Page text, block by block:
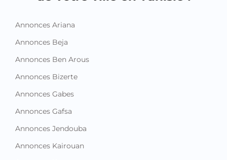
Annonces Ariana
Annonces Beja
Annonces Ben Arous
Annonces Bizerte
Annonces Gabes
Annonces Gafsa
Annonces Jendouba
Annonces Kairouan